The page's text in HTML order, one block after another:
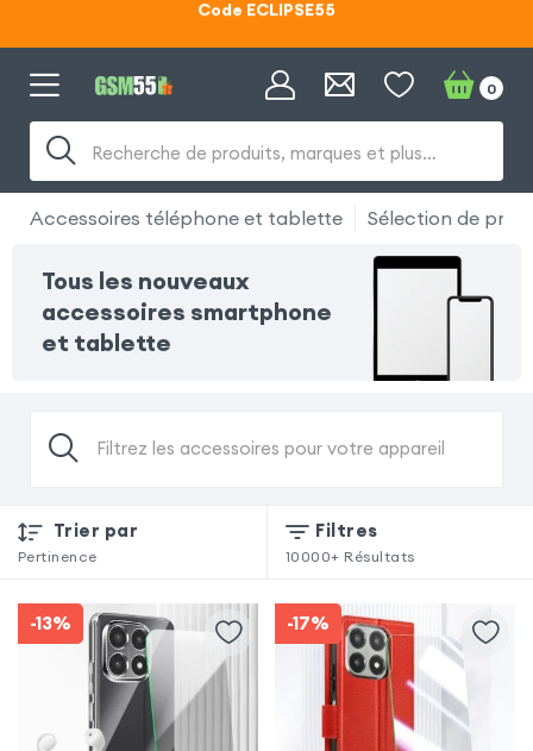
Code ECLIPSE55
Recherche de produits, marques et plus…
0
Accessoires téléphone et tablette Sélection de
Tous les nouveaux
accessoires smartphone
et tablette
Filtrez les accessoires pour votre appareil
Trier par
Pertinence
Filtres
10000+ Résultats
-13% -17%